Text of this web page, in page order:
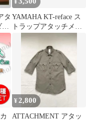
タ
ー
ッ
¥
YAMAHA KT-reface ス
トラップアタッチメン
¥ 2,800
ATTACHMENT アタッ